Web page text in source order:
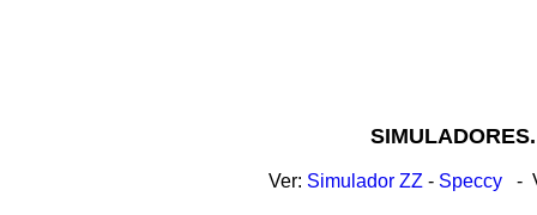
Ver: Simulador ZZ - Speccy -